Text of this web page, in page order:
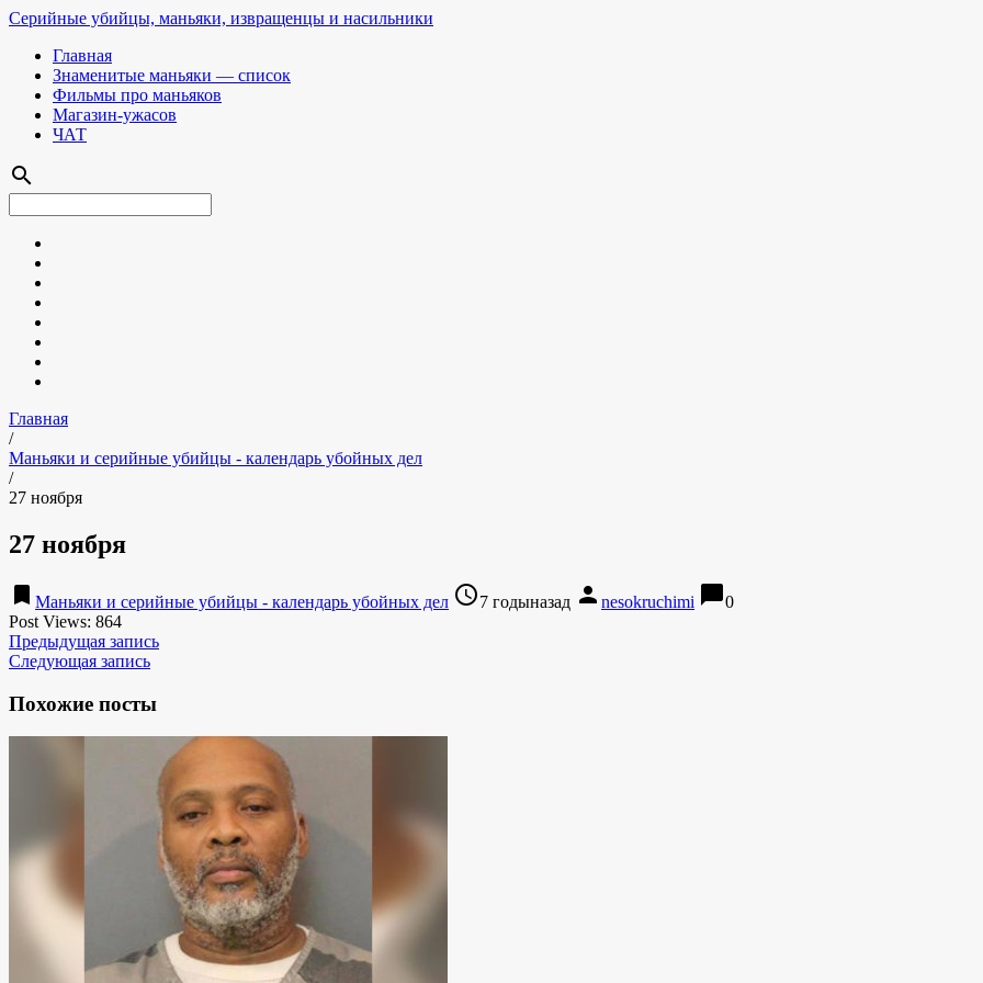
Серийные убийцы, маньяки, извращенцы и насильники
Главная
Знаменитые маньяки — список
Фильмы про маньяков
Магазин-ужасов
ЧАТ
search
Главная
/
Маньяки и серийные убийцы - календарь убойных дел
/
27 ноября
27 ноября
bookmark Маньяки и серийные убийцы - календарь убойных дел access_time7 годыназад person nesokruchimi chat_bubble0
Post Views: 864
Предыдущая запись
Следующая запись
Похожие посты